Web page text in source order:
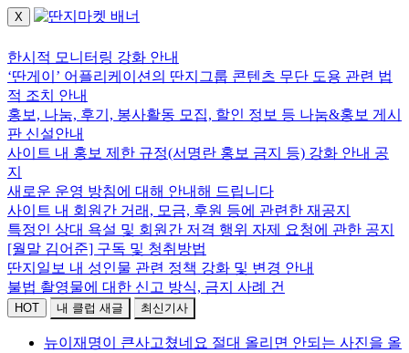
X
한시적 모니터링 강화 안내
‘딴게이’ 어플리케이션의 딴지그룹 콘텐츠 무단 도용 관련 법
적 조치 안내
홍보, 나눔, 후기, 봉사활동 모집, 할인 정보 등 나눔&홍보 게시
판 신설안내
사이트 내 홍보 제한 규정(서명란 홍보 금지 등) 강화 안내 공
지
새로운 운영 방침에 대해 안내해 드립니다
사이트 내 회원간 거래, 모금, 후원 등에 관련한 재공지
특정인 상대 욕설 및 회원간 저격 행위 자제 요청에 관한 공지
[월말 김어준] 구독 및 청취방법
딴지일보 내 성인물 관련 정책 강화 및 변경 안내
불법 촬영물에 대한 신고 방식, 금지 사례 건
HOT 내 클럽 새글 최신기사
뉴이재명이 큰사고쳤네요 절대 올리면 안되는 사진을 올